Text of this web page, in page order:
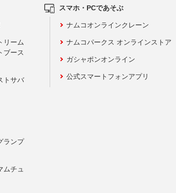
リーム
ブース
トサバ
ランプ
ムチュ
スマホ・PCであそぶ
ナムコオンラインクレーン
ナムコパークス オンラインストア
ガシャポンオンライン
公式スマートフォンアプリ